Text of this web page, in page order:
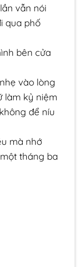
vẫn nói
qua phố
bên cửa
vào lòng
làm kỷ niệm
để níu
mà nhớ
tháng ba